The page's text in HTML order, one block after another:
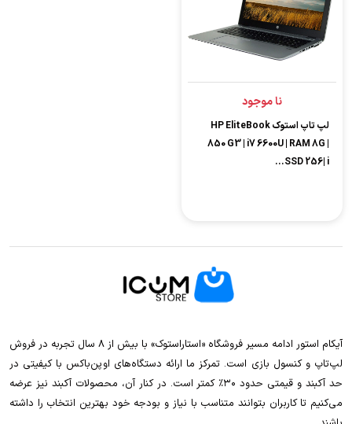
نا موجود
لپ تاپ استوک HP EliteBook
850 G3 | i7 6600U | RAM 8G |
SSD 256| i...
آیکام استور ادامه مسیر فروشگاه «استاراستوک» با بیش از ۸ سال تجربه در فروش
لپ‌تاپ و کنسول بازی است. تمرکز ما ارائه دستگاه‌های اوپن‌باکس با کیفیتی در
حد آکبند و قیمتی حدود ۳۰٪ کمتر است. در کنار آن، محصولات آکبند نیز عرضه
می‌کنیم تا کاربران بتوانند متناسب با نیاز و بودجه خود بهترین انتخاب را داشته